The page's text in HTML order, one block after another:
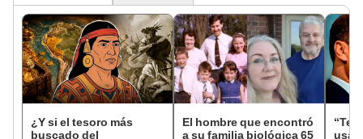
¿Y si el tesoro más
buscado del
El hombre que encontró
a su familia biológica 65
usar